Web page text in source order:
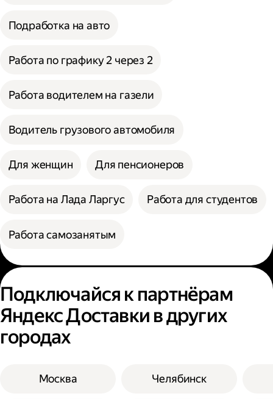
Подработка на авто
Работа по графику 2 через 2
Работа водителем на газели
Водитель грузового автомобиля
Для женщин Для пенсионеров
Работа на Лада Ларгус Работа для студентов
Работа самозанятым
Подключайся к партнёрам
Яндекс Доставки в других
городах
Москва Челябинск